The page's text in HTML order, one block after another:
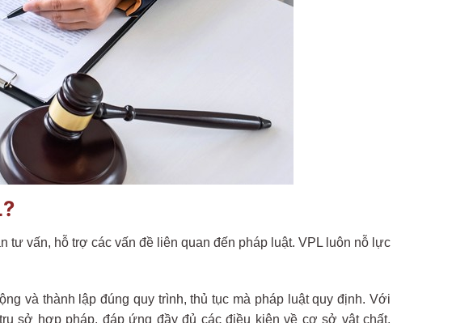
vấn, hỗ trợ các vấn đề liên quan đến pháp luật. VPL luôn nỗ lực
và thành lập đúng quy trình, thủ tục mà pháp luật quy định. Với
sở hợp pháp, đáp ứng đầy đủ các điều kiện về cơ sở vật chất,